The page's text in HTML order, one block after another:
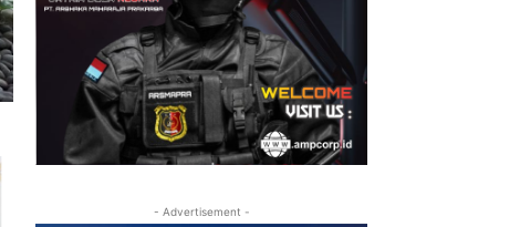
- Advertisement -